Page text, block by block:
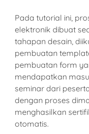
Pada tutorial ini,
elektronik dibuat
tahapan desain,
pembuatan
pembuatan form
mendapatkan
seminar dari
dengan proses
menghasilkan
otomatis.